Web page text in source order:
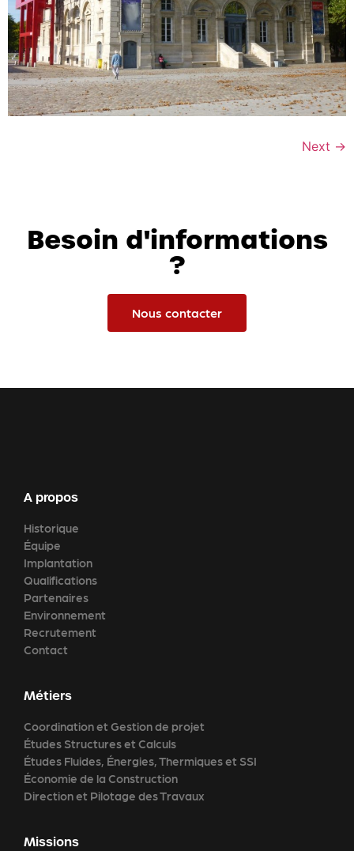
Next →
Besoin d'informations
?
Nous contacter
A propos
Historique
Équipe
Implantation
Qualifications
Partenaires
Environnement
Recrutement
Contact
Métiers
Coordination et Gestion de projet
Études Structures et Calculs
Études Fluides, Énergies, Thermiques et SSI
Économie de la Construction
Direction et Pilotage des Travaux
Missions